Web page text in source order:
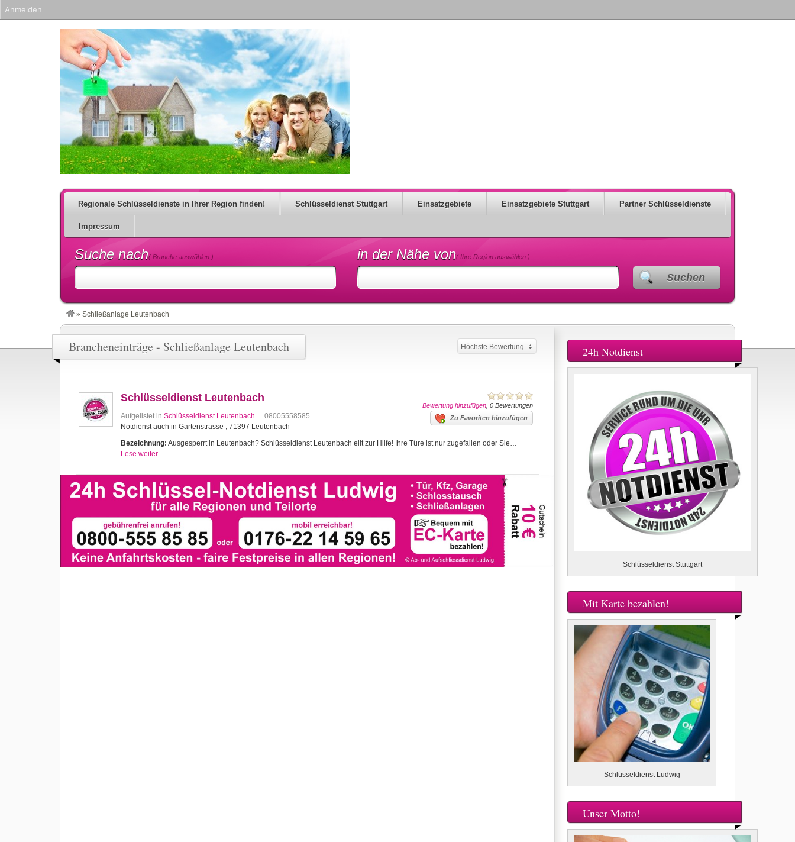
Regionale Schlüsseldienste in Ihrer Region finden! Schlüsseldienst Stuttgart Einsatzgebiete Einsatzgebiete Stuttgart Partner Schlüsseldienste
Impressum
Suche nach( Branche auswählen ) in der Nähe von( Ihre Region auswählen )
Suchen
» Schließanlage Leutenbach
Brancheneinträge - Schließanlage Leutenbach Höchste Bewertung
Bewertung hinzufügen , 0 Bewertungen
Schlüsseldienst Leutenbach
Aufgelistet in Schlüsseldienst Leutenbach Zu Favoriten hinzufügen
08005558585
Notdienst auch in Gartenstrasse , 71397 Leutenbach
Bezeichnung: Ausgesperrt in Leutenbach? Schlüsseldienst Leutenbach eilt zur Hilfe! Ihre Türe ist nur zugefallen oder Sie…
Lese weiter...
24h Notdienst
Schlüsseldienst Stuttgart
Mit Karte bezahlen!
Schlüsseldienst Ludwig
Unser Motto!
Anmelden